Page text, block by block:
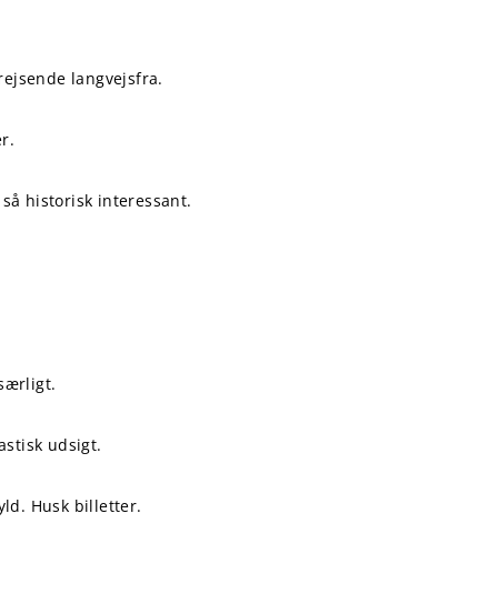
langvejsfra.
historisk interessant.
udsigt.
Husk billetter.